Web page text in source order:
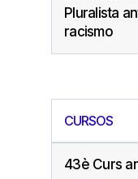
Pluralista
racismo
CURSOS
43è Curs